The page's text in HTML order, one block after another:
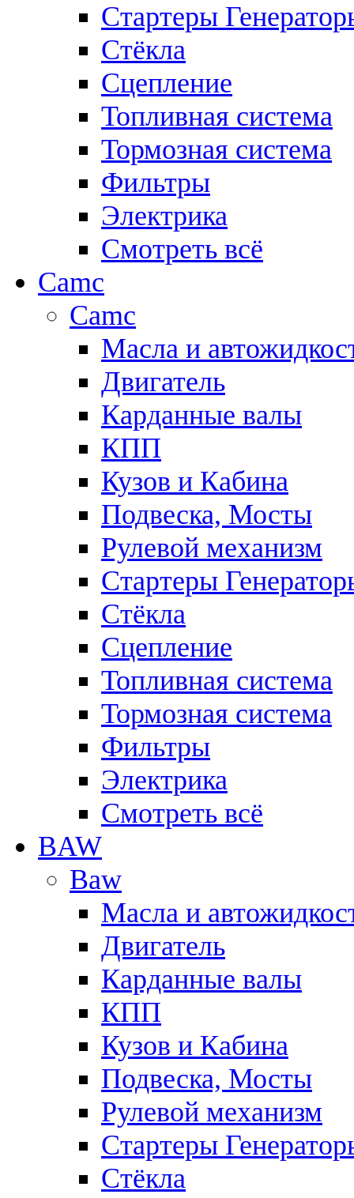
Стартеры
Стёкла
Сцепление
Топливная система
Тормозная система
Фильтры
Электрика
Смотреть всё
Camc
Camc
Масла и
Двигатель
Карданные валы
КПП
Кузов и Кабина
Подвеска, Мосты
Рулевой механизм
Стартеры
Стёкла
Сцепление
Топливная система
Тормозная система
Фильтры
Электрика
Смотреть всё
BAW
Baw
Масла и
Двигатель
Карданные валы
КПП
Кузов и Кабина
Подвеска, Мосты
Рулевой механизм
Стартеры
Стёкла